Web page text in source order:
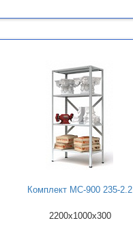
Комплект МС-900 235-2.2
2200x1000x300